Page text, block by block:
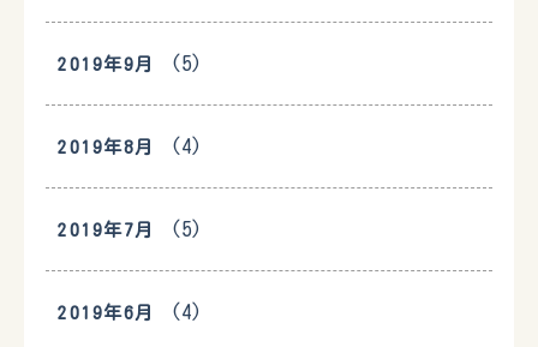
2019年9月 (5)
2019年8月 (4)
2019年7月 (5)
2019年6月 (4)